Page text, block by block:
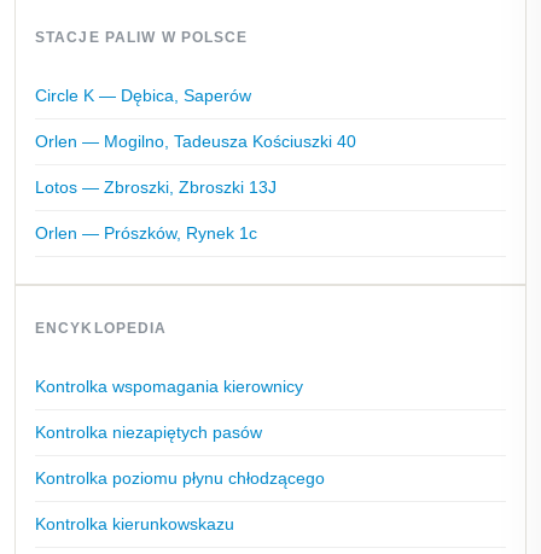
STACJE PALIW W POLSCE
Circle K — Dębica, Saperów
Orlen — Mogilno, Tadeusza Kościuszki 40
Lotos — Zbroszki, Zbroszki 13J
Orlen — Prószków, Rynek 1c
ENCYKLOPEDIA
Kontrolka wspomagania kierownicy
Kontrolka niezapiętych pasów
Kontrolka poziomu płynu chłodzącego
Kontrolka kierunkowskazu